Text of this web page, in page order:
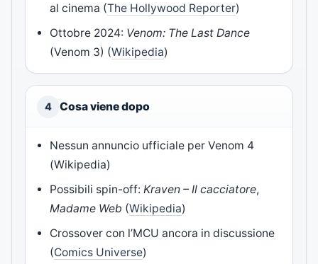
al cinema (The Hollywood Reporter)
Ottobre 2024: Venom: The Last Dance
(Venom 3) (Wikipedia)
4 Cosa viene dopo
Nessun annuncio ufficiale per Venom 4
(Wikipedia)
Possibili spin-off: Kraven – Il cacciatore,
Madame Web (Wikipedia)
Crossover con l’MCU ancora in discussione
(Comics Universe)